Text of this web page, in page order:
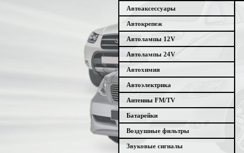
Автоаксессуары
Автокрепеж
Автолампы 12V
Автолампы 24V
Автохимия
Автоэлектрика
Антенны FM/TV
Батарейки
Воздушные фильтры
Звуковые сигналы